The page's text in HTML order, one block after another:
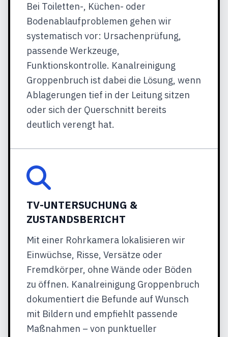
Bei Toiletten-, Küchen- oder
Bodenablaufproblemen gehen wir
systematisch vor: Ursachenprüfung,
passende Werkzeuge,
Funktionskontrolle. Kanalreinigung
Groppenbruch ist dabei die Lösung, wenn
Ablagerungen tief in der Leitung sitzen
oder sich der Querschnitt bereits
deutlich verengt hat.
TV-UNTERSUCHUNG &
ZUSTANDSBERICHT
Mit einer Rohrkamera lokalisieren wir
Einwüchse, Risse, Versätze oder
Fremdkörper, ohne Wände oder Böden
zu öffnen. Kanalreinigung Groppenbruch
dokumentiert die Befunde auf Wunsch
mit Bildern und empfiehlt passende
Maßnahmen – von punktueller